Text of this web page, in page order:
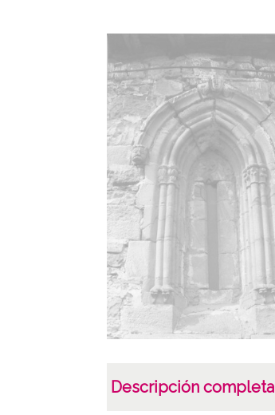
Descripción completa